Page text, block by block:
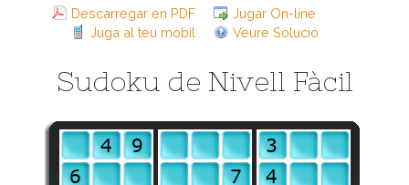
Descarregar en PDF
Jugar On-line
Juga al teu mòbil
Veure Solució
Sudoku de Nivell Fàcil